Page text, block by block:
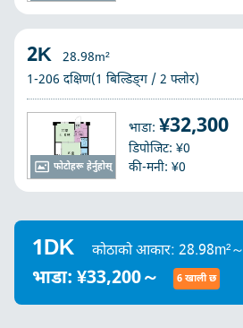
फोटोहरू हेर्नुहोस्
2K
28.98m²
1-206 दक्षिण(1 बिल्डिङ्ग / 2 फ्लोर)
भाडा: ¥32,300
डिपोजिट: ¥0
की-मनी: ¥0
1DK कोठाको आकार: 28.98m²～
भाडा: ¥33,200～ 6 खाली छ